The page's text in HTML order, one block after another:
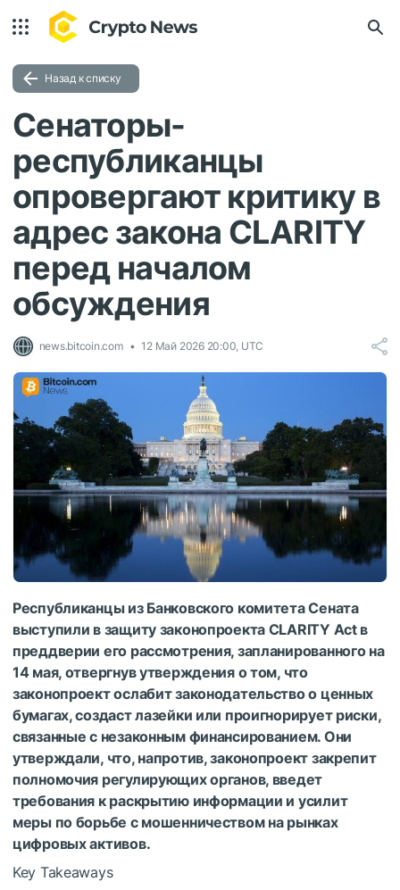
Назад к списку
Сенаторы-
республиканцы
опровергают критику в
адрес закона CLARITY
перед началом
обсуждения
news.bitcoin.com 12 Май 2026 20:00, UTC
Республиканцы из Банковского комитета Сената
выступили в защиту законопроекта CLARITY Act в
преддверии его рассмотрения, запланированного на
14 мая, отвергнув утверждения о том, что
законопроект ослабит законодательство о ценных
бумагах, создаст лазейки или проигнорирует риски,
связанные с незаконным финансированием. Они
утверждали, что, напротив, законопроект закрепит
полномочия регулирующих органов, введет
требования к раскрытию информации и усилит
меры по борьбе с мошенничеством на рынках
цифровых активов.
Key Takeaways